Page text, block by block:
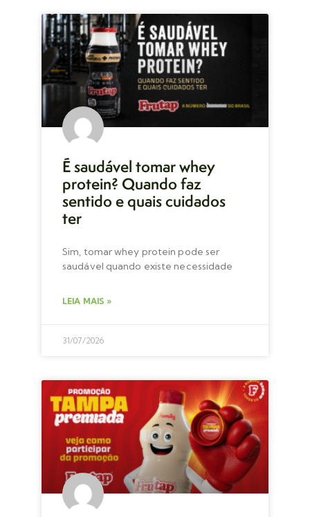
É saudável tomar whey
protein? Quando faz
sentido e quais cuidados
ter
Sim, tomar whey protein pode ser
saudável quando existe necessidade
LEIA MAIS »
31/07/2026